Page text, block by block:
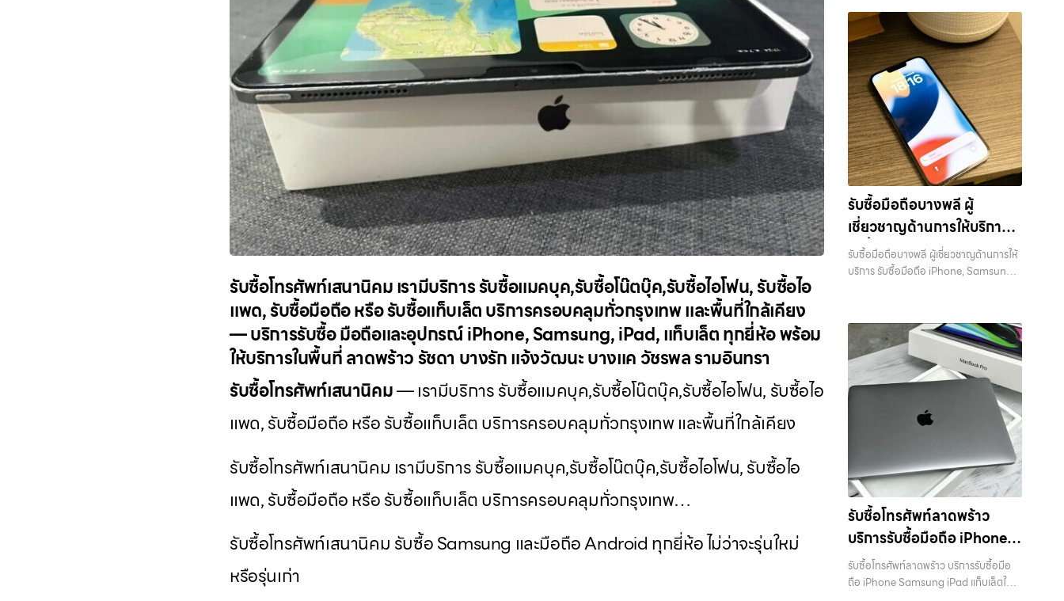
รับซื้อโทรศัพท์เสนานิคม เรามีบริการ รับซื้อแมคบุค,รับซื้อโน๊ตบุ๊ค,รับซื้อไอโฟน, รับซื้อไอ
แพด, รับซื้อมือถือ หรือ รับซื้อแท็บเล็ต บริการครอบคลุมทั่วกรุงเทพ และพื้นที่ใกล้เคียง
— บริการรับซื้อ มือถือและอุปกรณ์ iPhone, Samsung, iPad, แท็บเล็ต ทุกยี่ห้อ พร้อม
ให้บริการในพื้นที่ ลาดพร้าว รัชดา บางรัก แจ้งวัฒนะ บางแค วัชรพล รามอินทรา
รับซื้อโทรศัพท์เสนานิคม— เรามีบริการ รับซื้อแมคบุค,รับซื้อโน๊ตบุ๊ค,รับซื้อไอโฟน, รับซื้อไอ
แพด, รับซื้อมือถือ หรือ รับซื้อแท็บเล็ต บริการครอบคลุมทั่วกรุงเทพ และพื้นที่ใกล้เคียง
รับซื้อโทรศัพท์เสนานิคม เรามีบริการ รับซื้อแมคบุค,รับซื้อโน๊ตบุ๊ค,รับซื้อไอโฟน, รับซื้อไอ
แพด, รับซื้อมือถือ หรือ รับซื้อแท็บเล็ต บริการครอบคลุมทั่วกรุงเทพ…
รับซื้อโทรศัพท์เสนานิคม รับซื้อ Samsung และมือถือ Android ทุกยี่ห้อ ไม่ว่าจะรุ่นใหม่
หรือรุ่นเก่า
ซื้อ มือถือและอุปกรณ์ iPhone,
Samsung, iPad, แท็บเล็ต ทุกยี่ห้อ พร้อม
ให้บริการในพื้นที่ ลาดพร้าว รัชดา บางรัก
แจ้งวัฒนะ บางแค วัชรพล รามอินทรา รับ
ซื้อ MacBookบางรัก — ผู้เชี่ยวชาญด้าน
การให้บริการ รับซื้อมือถือ iPhone,
Samsung, ไอแพด แท็บเล็ตทุกยี่ห้อ ใน
ราคาสูง พร้อมจ่ายเงินทันที รับซื้อ
MacBookบางรัก ผู้เชี่ยวชาญด้านการให้
บริการ รับซื้อมือถือ iPhone, Samsung,
ไอแพด แท็บเล็ตทุกยี่ห้อ ในราคาสูง พร้อม
จ่ายเงินทันที… รับซื้อ MacBookบางรัก
ขายอุปกรณ์ไอทีแล้วอยากได้เงินด่วน?
ติดต่อเราเลย! การันตีราคาดี รับเงินทันใจ
ประสบการณ์เหนือระดับกับการ รับซื้อไอ
โฟน, รับซื้อไอแพด, รับซื้อมือถือ ยินดี
ต้อนรับสู่ “รับซื้อขายมือถือ.com” เว็บไซต์
ทุกยี่ห้อ ให้ราคาสูง พร้อมจ่ายเงินทันที
ครอบคลุมพื้นที่ ลาดพร้าว, รัชดา, บางรัก,
แจ้งวัฒนะ, บางแค, วัชรพล, รามอินทรา
และเขตกรุงเทพฯ ใกล้ “ใกล้ ฉัน” ที่สุด ในยุค
ที่สมาร์ทโฟน แท็บเล็ต และอุปกรณ์ไอทีใหม่ๆ
เปลี่ยนรุ่นกันแทบทุกช่วงเวลา อุปกรณ์ที่
คุณใช้แล้วอาจกลายเป็นของที่ไม่ได้ใช้งาน
อยู่เฉยๆ เว็บไซต์ของเราจึงเกิดขึ้นเพื่อเป็น
ทางเลือกให้คุณสามารถเปลี่ยนอุปกรณ์ที่ไม่
ใช้แล้วให้กลายเป็นเงินสดได้ทันที ด้วย
บริการ รับซื้อไอโฟน, รับซื้อไอแพด, รับซื้อ
มือถือ, รับซื้อโทรศัพท์, รับซื้อโน๊ตบุ๊ค, รับซื้อ
แท็บเล็ต, รับซื้อสินค้าไอทีกรุงเทพมหานคร
อย่างครบวงจร ไม่ว่าคุณจะอยู่โซนเมือง
หรือเขตชานเมือง เรามีทีมงานพร้อมให้
บริการถึงที่ในพื้นที่ “ใกล้ ฉัน” เพื่อความ
สะดวกและรวดเร็วที่สุด ที่ “รับซื้อขายมือ
รับซื้อมือถือบางพลี ผู้
เชี่ยวชาญด้านการให้บริการ
รับซื้อมือถือ iPhone,
Samsung, ไอแพด แท็บเล็ต
รับซื้อมือถือบางพลี ผู้เชี่ยวชาญด้านการให้
บริการ รับซื้อมือถือ iPhone, Samsung,
อุปกรณ์ iPhone, Samsung, iPad,
แท็บเล็ต ทุกยี่ห้อ พร้อมให้บริการในพื้นที่
ลาดพร้าว รัชดา บางรัก แจ้งวัฒนะ บางแค
วัชรพล รามอินทรา รับซื้อมือถือบางพลี —
ผู้เชี่ยวชาญด้านการให้บริการ รับซื้อมือถือ
iPhone, Samsung, ไอแพด แท็บเล็ตทุก
ยี่ห้อ ในราคาสูง พร้อมจ่ายเงินทันที รับซื้อ
มือถือบางพลี ผู้เชี่ยวชาญด้านการให้บริการ
รับซื้อมือถือ iPhone, Samsung, ไอแพด
แท็บเล็ตทุกยี่ห้อ ในราคาสูง พร้อมจ่ายเงิน
ทันที… รับซื้อมือถือบางพลี ขายอุปกรณ์
ไอทีแล้วอยากได้เงินด่วน? ติดต่อเราเลย! กา
รันตีราคาดี รับเงินทันใจ ประสบการณ์
เหนือระดับกับการ รับซื้อไอโฟน, รับซื้อไอ
ขายมือถือ.com” เว็บไซต์ที่คุณไว้วางใจได้
สำหรับบริการ รับซื้อ มือถือ iPhone,
รับซื้อโทรศัพท์ลาดพร้าว
บริการรับซื้อมือถือ iPhone
Samsung iPad แท็บเล็ตใน
พื้นที่ ลาดพร้าว รัชดา บางรัก
รับซื้อโทรศัพท์ลาดพร้าว บริการรับซื้อมือ
ถือ iPhone Samsung iPad แท็บเล็ตใน